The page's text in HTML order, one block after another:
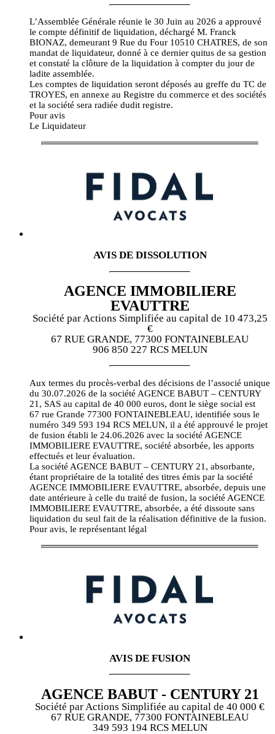
L’Assemblée Générale réunie le 30 Juin au 2026 a approuvé
le compte définitif de liquidation, déchargé M. Franck
BIONAZ, demeurant 9 Rue du Four 10510 CHATRES, de son
mandat de liquidateur, donné à ce dernier quitus de sa gestion
et constaté la clôture de la liquidation à compter du jour de
ladite assemblée.
Les comptes de liquidation seront déposés au greffe du TC de
TROYES, en annexe au Registre du commerce et des sociétés
et la société sera radiée dudit registre.
Pour avis
Le Liquidateur
AVIS DE DISSOLUTION
AGENCE IMMOBILIERE
EVAUTTRE
Société par Actions Simplifiée au capital de 10 473,25
€
67 RUE GRANDE, 77300 FONTAINEBLEAU
906 850 227 RCS MELUN
Aux termes du procès-verbal des décisions de l’associé unique
du 30.07.2026 de la société AGENCE BABUT – CENTURY
21, SAS au capital de 40 000 euros, dont le siège social est
67 rue Grande 77300 FONTAINEBLEAU, identifiée sous le
numéro 349 593 194 RCS MELUN, il a été approuvé le projet
de fusion établi le 24.06.2026 avec la société AGENCE
IMMOBILIERE EVAUTTRE, société absorbée, les apports
effectués et leur évaluation.
La société AGENCE BABUT – CENTURY 21, absorbante,
étant propriétaire de la totalité des titres émis par la société
AGENCE IMMOBILIERE EVAUTTRE, absorbée, depuis une
date antérieure à celle du traité de fusion, la société AGENCE
IMMOBILIERE EVAUTTRE, absorbée, a été dissoute sans
liquidation du seul fait de la réalisation définitive de la fusion.
Pour avis, le représentant légal
AVIS DE FUSION
AGENCE BABUT - CENTURY 21
Société par Actions Simplifiée au capital de 40 000 €
67 RUE GRANDE, 77300 FONTAINEBLEAU
349 593 194 RCS MELUN